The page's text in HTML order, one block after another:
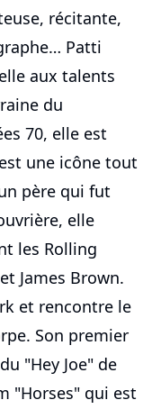
récitante,
Patti
aux talents
du
70, elle est
une icône tout
père qui fut
elle
les Rolling
James Brown.
et rencontre le
Son premier
"Hey Joe" de
"Horses" qui est